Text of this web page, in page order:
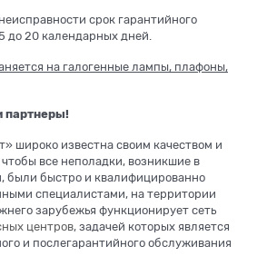
срок гарантийного
до 20 календарных дней.
на галогенные лампы, плафоны,
партнеры!
широко известна своим качеством и
все неполадки, возникшие в
были быстро и квалифицированно
специалистами, на территории
зарубежья функционирует сеть
центров, задачей которых является
и послегарантийного обслуживания